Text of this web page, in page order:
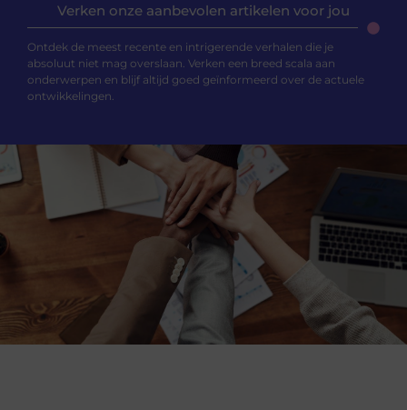
Verken onze aanbevolen artikelen voor jou
Ontdek de meest recente en intrigerende verhalen die je
absoluut niet mag overslaan. Verken een breed scala aan
onderwerpen en blijf altijd goed geïnformeerd over de actuele
ontwikkelingen.